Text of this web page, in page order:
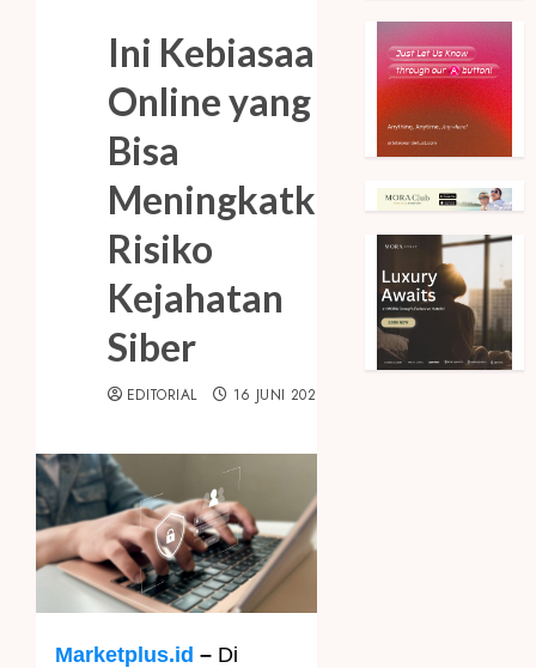
Ini Kebiasaan
Online yang
Bisa
Meningkatkan
Risiko
Kejahatan
Siber
EDITORIAL 16 JUNI 2026
Marketplus.id – Di